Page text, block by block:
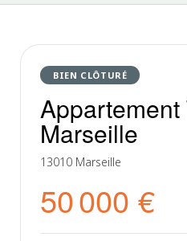
BIEN CLÔTURÉ
Marseille
13010 Marseille
50 000 €